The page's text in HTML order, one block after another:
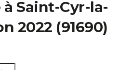
Saint-Cyr-la-
2022 (91690)